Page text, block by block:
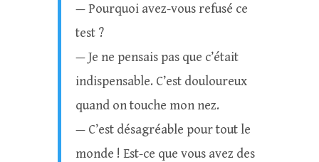
— Pourquoi avez-vous refusé ce
test ?
— Je ne pensais pas que c’était
indispensable. C’est douloureux
quand on touche mon nez.
— C’est désagréable pour tout le
monde ! Est-ce que vous avez des